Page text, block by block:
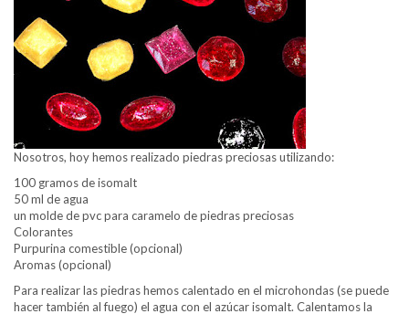
Nosotros, hoy hemos realizado piedras preciosas utilizando:
100 gramos de isomalt
50 ml de agua
un molde de pvc para caramelo de piedras preciosas
Colorantes
Purpurina comestible (opcional)
Aromas (opcional)
Para realizar las piedras hemos calentado en el microhondas (se puede
hacer también al fuego) el agua con el azúcar isomalt. Calentamos la